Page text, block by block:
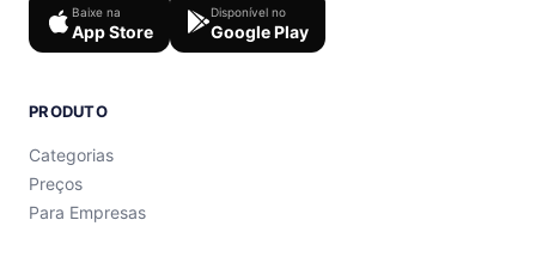
Baixe na
App Store
Disponível no
Google Play
PRODUTO
Categorias
Preços
Para Empresas